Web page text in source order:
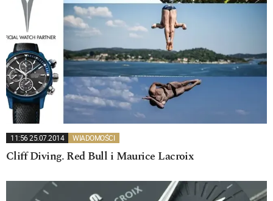
11:56 25.07.2014 WIADOMOŚCI
Cliff Diving. Red Bull i Maurice Lacroix